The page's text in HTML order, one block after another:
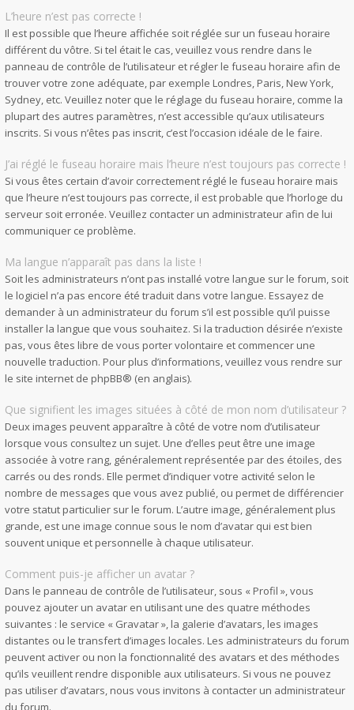
L’heure n’est pas correcte !
Il est possible que l’heure affichée soit réglée sur un fuseau horaire
différent du vôtre. Si tel était le cas, veuillez vous rendre dans le
panneau de contrôle de l’utilisateur et régler le fuseau horaire afin de
trouver votre zone adéquate, par exemple Londres, Paris, New York,
Sydney, etc. Veuillez noter que le réglage du fuseau horaire, comme la
plupart des autres paramètres, n’est accessible qu’aux utilisateurs
inscrits. Si vous n’êtes pas inscrit, c’est l’occasion idéale de le faire.
J’ai réglé le fuseau horaire mais l’heure n’est toujours pas correcte !
Si vous êtes certain d’avoir correctement réglé le fuseau horaire mais
que l’heure n’est toujours pas correcte, il est probable que l’horloge du
serveur soit erronée. Veuillez contacter un administrateur afin de lui
communiquer ce problème.
Ma langue n’apparaît pas dans la liste !
Soit les administrateurs n’ont pas installé votre langue sur le forum, soit
le logiciel n’a pas encore été traduit dans votre langue. Essayez de
demander à un administrateur du forum s’il est possible qu’il puisse
installer la langue que vous souhaitez. Si la traduction désirée n’existe
pas, vous êtes libre de vous porter volontaire et commencer une
nouvelle traduction. Pour plus d’informations, veuillez vous rendre sur
le site internet de phpBB® (en anglais).
Que signifient les images situées à côté de mon nom d’utilisateur ?
Deux images peuvent apparaître à côté de votre nom d’utilisateur
lorsque vous consultez un sujet. Une d’elles peut être une image
associée à votre rang, généralement représentée par des étoiles, des
carrés ou des ronds. Elle permet d’indiquer votre activité selon le
nombre de messages que vous avez publié, ou permet de différencier
votre statut particulier sur le forum. L’autre image, généralement plus
grande, est une image connue sous le nom d’avatar qui est bien
souvent unique et personnelle à chaque utilisateur.
Comment puis-je afficher un avatar ?
Dans le panneau de contrôle de l’utilisateur, sous « Profil », vous
pouvez ajouter un avatar en utilisant une des quatre méthodes
suivantes : le service « Gravatar », la galerie d’avatars, les images
distantes ou le transfert d’images locales. Les administrateurs du forum
peuvent activer ou non la fonctionnalité des avatars et des méthodes
qu’ils veuillent rendre disponible aux utilisateurs. Si vous ne pouvez
pas utiliser d’avatars, nous vous invitons à contacter un administrateur
du forum.